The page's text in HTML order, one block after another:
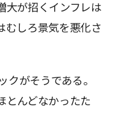
大が招くインフレは
むしろ景気を悪化さ
クがそうである。
とんどなかったた